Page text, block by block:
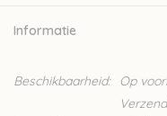
Informatie
Beschikbaarheid: Op